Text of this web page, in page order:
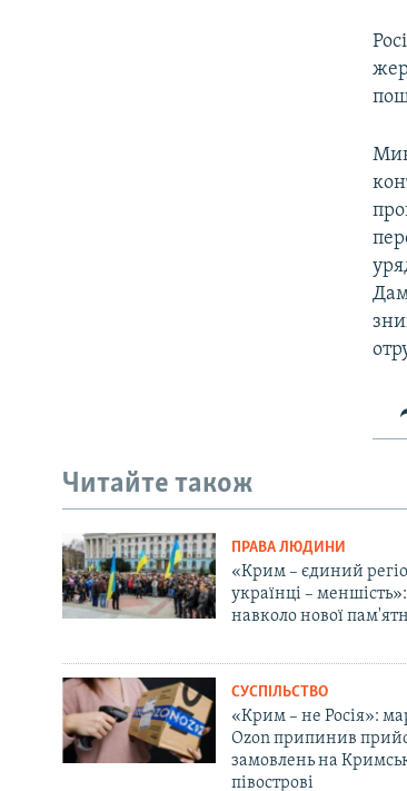
Читайте також
ПРАВА ЛЮДИНИ
«Крим – єдиний
українці –
навколо нової
СУСПІЛЬСТВО
«Крим – не Росія»:
Ozon припинив
замовлень на
півострові